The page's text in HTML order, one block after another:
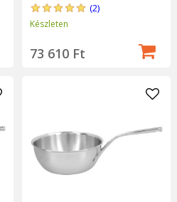
(2)
Készleten
73 610 Ft